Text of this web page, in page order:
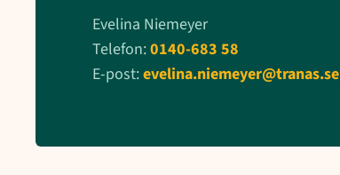
Evelina Niemeyer
Telefon:0140-683 58
E-post:evelina.niemeyer@tranas.se